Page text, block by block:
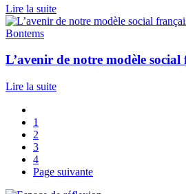
Lire la suite
Bontems
L’avenir de notre modèle social
Lire la suite
1
2
3
4
Page suivante